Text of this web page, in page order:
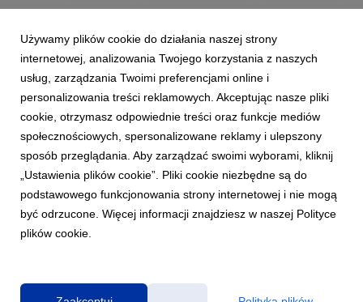
Polityka prywatności
Używamy plików cookie do działania naszej strony
internetowej, analizowania Twojego korzystania z naszych
usług, zarządzania Twoimi preferencjami online i
personalizowania treści reklamowych. Akceptując nasze pliki
cookie, otrzymasz odpowiednie treści oraz funkcje mediów
społecznościowych, spersonalizowane reklamy i ulepszony
sposób przeglądania. Aby zarządzać swoimi wyborami, kliknij
„Ustawienia plików cookie”. Pliki cookie niezbędne są do
podstawowego funkcjonowania strony internetowej i nie mogą
być odrzucone. Więcej informacji znajdziesz w naszej Polityce
plików cookie.